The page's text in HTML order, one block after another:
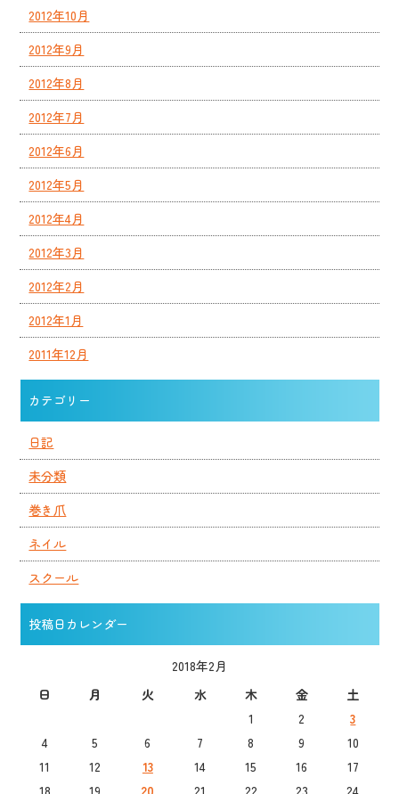
2012年10月
2012年9月
2012年8月
2012年7月
2012年6月
2012年5月
2012年4月
2012年3月
2012年2月
2012年1月
2011年12月
カテゴリー
日記
未分類
巻き爪
ネイル
スクール
投稿日カレンダー
2018年2月
日
月 火 水 木 金
土
1
2
3
4
5 6 7 8 9
10
11
12 13 14 15 16
17